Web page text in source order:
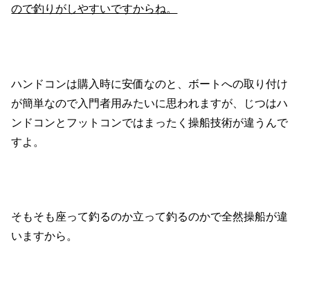
ので釣りがしやすいですからね。
ハンドコンは購入時に安価なのと、ボートへの取り付け
が簡単なので入門者用みたいに思われますが、じつはハ
ンドコンとフットコンではまったく操船技術が違うんで
すよ。
そもそも座って釣るのか立って釣るのかで全然操船が違
いますから。